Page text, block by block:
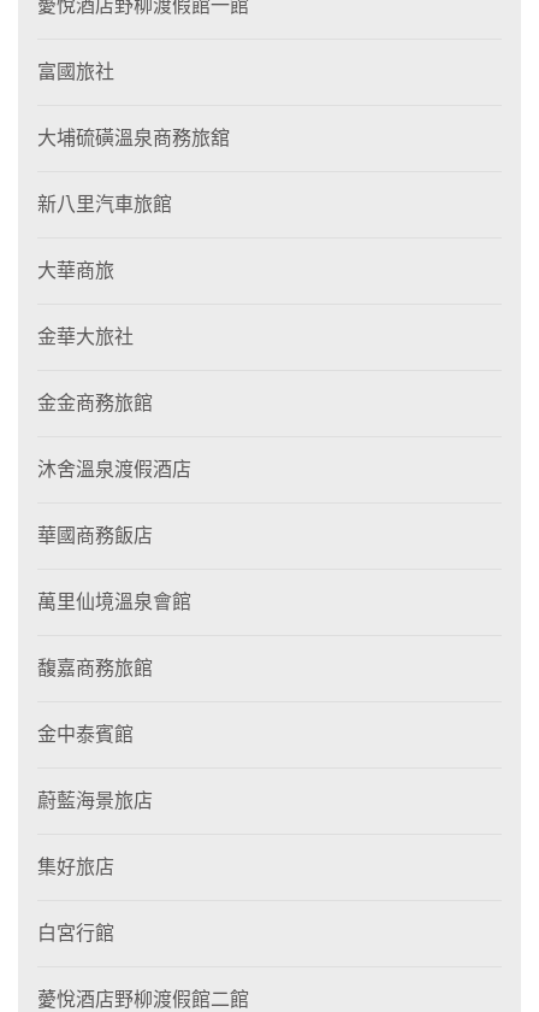
薆悅酒店野柳渡假館一館
富國旅社
大埔硫磺溫泉商務旅舘
新八里汽車旅館
大華商旅
金華大旅社
金金商務旅館
沐舍溫泉渡假酒店
華國商務飯店
萬里仙境溫泉會館
馥嘉商務旅館
金中泰賓館
蔚藍海景旅店
集好旅店
白宮行館
薆悅酒店野柳渡假館二館